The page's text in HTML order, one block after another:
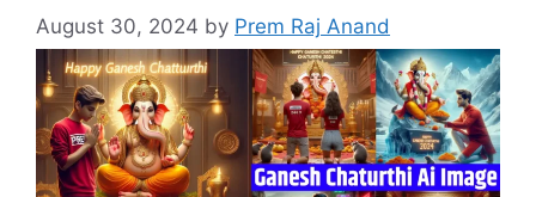
August 30, 2024 by Prem Raj Anand